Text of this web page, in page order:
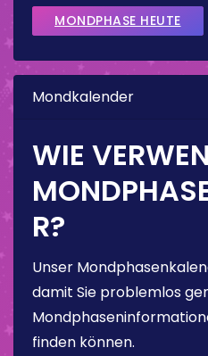
MONDPHASE HEUTE
Mondkalender
WIE
R?
Unser
damit Sie problemlos
finden können.